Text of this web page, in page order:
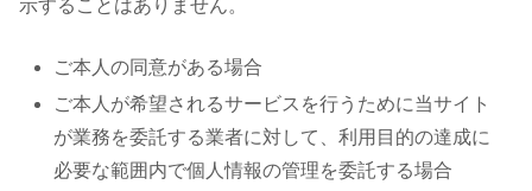
示することはありません。
ご本人の同意がある場合
ご本人が希望されるサービスを行うために当サイト
が業務を委託する業者に対して、利用目的の達成に
必要な範囲内で個人情報の管理を委託する場合